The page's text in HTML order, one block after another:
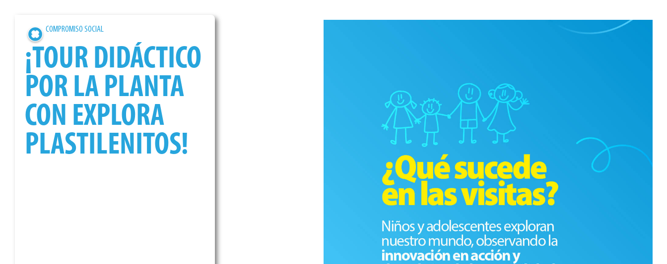
COMPROMISO SOCIAL
¡TOUR DIDÁCTICO
POR LA PLANTA
CON EXPLORA
PLASTILENITOS!